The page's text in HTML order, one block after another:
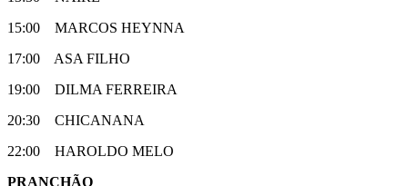
15:00 MARCOS HEYNNA
17:00 ASA FILHO
19:00 DILMA FERREIRA
20:30 CHICANANA
22:00 HAROLDO MELO
PRANCHÃO